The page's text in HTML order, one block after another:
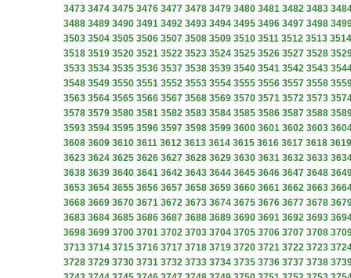
3473 3474 3475 3476 3477 3478 3479 3480 3481 3482 3483
3488 3489 3490 3491 3492 3493 3494 3495 3496 3497 3498
3503 3504 3505 3506 3507 3508 3509 3510 3511 3512 3513 3514
3518 3519 3520 3521 3522 3523 3524 3525 3526 3527 3528
3533 3534 3535 3536 3537 3538 3539 3540 3541 3542 3543
3548 3549 3550 3551 3552 3553 3554 3555 3556 3557 3558
3563 3564 3565 3566 3567 3568 3569 3570 3571 3572 3573
3578 3579 3580 3581 3582 3583 3584 3585 3586 3587 3588
3593 3594 3595 3596 3597 3598 3599 3600 3601 3602 3603
3608 3609 3610 3611 3612 3613 3614 3615 3616 3617 3618 3619
3623 3624 3625 3626 3627 3628 3629 3630 3631 3632 3633
3638 3639 3640 3641 3642 3643 3644 3645 3646 3647 3648
3653 3654 3655 3656 3657 3658 3659 3660 3661 3662 3663
3668 3669 3670 3671 3672 3673 3674 3675 3676 3677 3678
3683 3684 3685 3686 3687 3688 3689 3690 3691 3692 3693
3698 3699 3700 3701 3702 3703 3704 3705 3706 3707 3708
3713 3714 3715 3716 3717 3718 3719 3720 3721 3722 3723
3728 3729 3730 3731 3732 3733 3734 3735 3736 3737 3738